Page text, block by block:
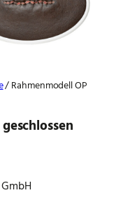
/ Rahmenmodell OP